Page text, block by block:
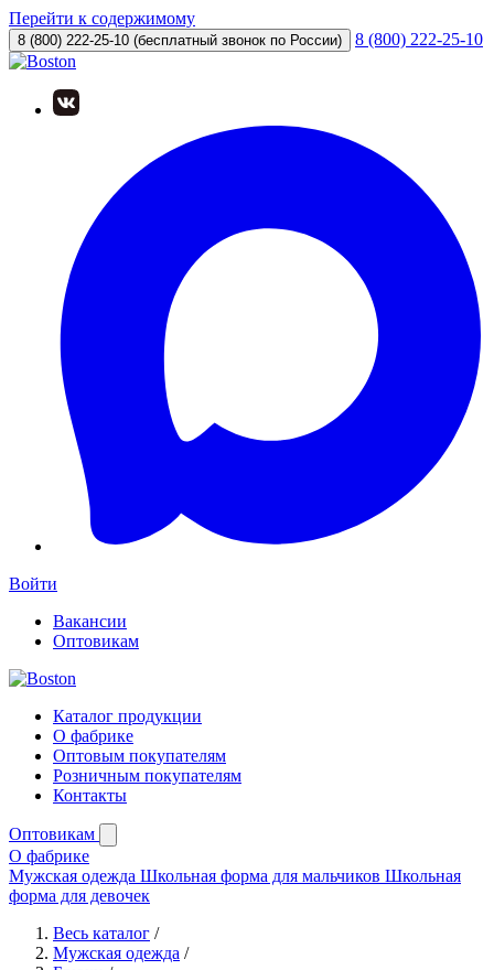
Перейти к содержимому
8 (800) 222-25-10 (бесплатный звонок по России) 8 (800) 222-25-10
Войти
Вакансии
Оптовикам
Каталог продукции
О фабрике
Оптовым покупателям
Розничным покупателям
Контакты
Оптовикам
О фабрике
Мужская одежда Школьная форма для мальчиков Школьная
форма для девочек
Весь каталог /
Мужская одежда /